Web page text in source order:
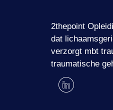
2thepoint
dat
verzorgt mbt
traumatische